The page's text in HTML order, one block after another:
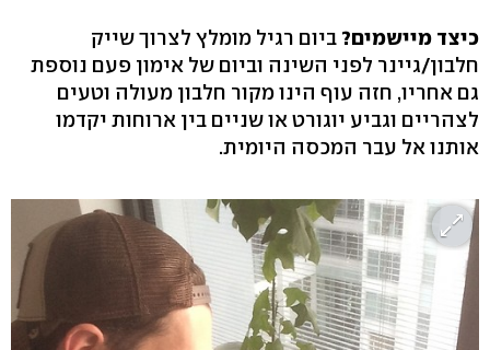
כיצד מיישמים? ביום רגיל מומלץ לצרוך שייק
חלבון/גיינר לפני השינה וביום של אימון פעם נוספת
גם אחריו, חזה עוף הינו מקור חלבון מעולה וטעים
לצהריים וגביע יוגורט או שניים בין ארוחות יקדמו
אותנו אל עבר המכסה היומית.